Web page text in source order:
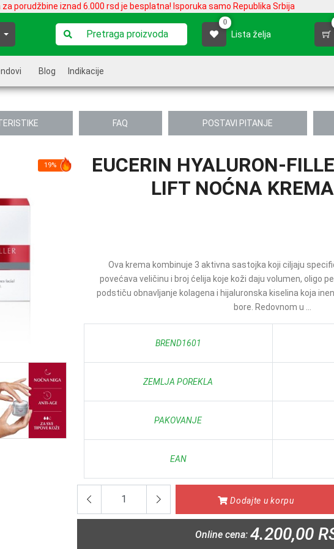
za porudžbine iznad 6.000 rsd je besplatna! Isporuka samo Republika Srbija
0
Lista želja
Blog Indikacije
FAQ POSTAVI PITANJE
19%
EUCERIN HYALURON-
LIFT NOĆNA
Ova krema kombinuje 3 aktivna sastojka koji ciljaju
povećava veličinu i broj ćelija koje koži daju volumen, oligo
podstiču obnavljanje kolagena i hijaluronska kiselina koja
bore. Redovnom u ...
BREND1601
ZEMLJA POREKLA
PAKOVANJE
EAN
Dodajte u korpu
Online cena:4.200,00